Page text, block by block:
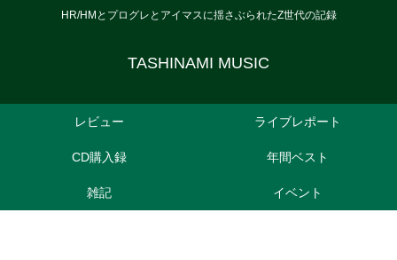
HR/HMとプログレとアイマスに揺さぶられたZ世代の記録
TASHINAMI MUSIC
レビュー ライブレポート
CD購入録 年間ベスト
雑記 イベント